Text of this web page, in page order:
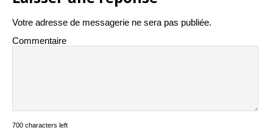
Votre adresse de messagerie ne sera pas publiée.
Commentaire
700 characters left